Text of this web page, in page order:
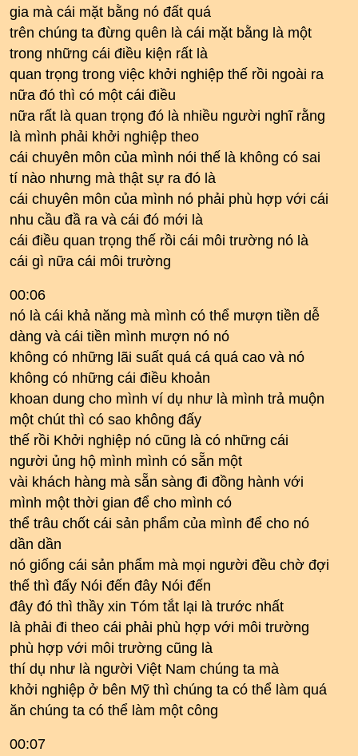
gia mà cái mặt bằng nó đất quá
trên chúng ta đừng quên là cái mặt bằng là một
trong những cái điều kiện rất là
quan trọng trong việc khởi nghiệp thế rồi ngoài ra
nữa đó thì có một cái điều
nữa rất là quan trọng đó là nhiều người nghĩ rằng
là mình phải khởi nghiệp theo
cái chuyên môn của mình nói thế là không có sai
tí nào nhưng mà thật sự ra đó là
cái chuyên môn của mình nó phải phù hợp với cái
nhu cầu đầ ra và cái đó mới là
cái điều quan trọng thế rồi cái môi trường nó là
cái gì nữa cái môi trường
00:06
nó là cái khả năng mà mình có thể mượn tiền dễ
dàng và cái tiền mình mượn nó nó
không có những lãi suất quá cá quá cao và nó
không có những cái điều khoản
khoan dung cho mình ví dụ như là mình trả muộn
một chút thì có sao không đấy
thế rồi Khởi nghiệp nó cũng là có những cái
người ủng hộ mình mình có sẵn một
vài khách hàng mà sẵn sàng đi đồng hành với
mình một thời gian để cho mình có
thể trâu chốt cái sản phẩm của mình để cho nó
dần dần
nó giống cái sản phẩm mà mọi người đều chờ đợi
thế thì đấy Nói đến đây Nói đến
đây đó thì thầy xin Tóm tắt lại là trước nhất
là phải đi theo cái phải phù hợp với môi trường
phù hợp với môi trường cũng là
thí dụ như là người Việt Nam chúng ta mà
khởi nghiệp ở bên Mỹ thì chúng ta có thể làm quá
ăn chúng ta có thể làm một công
00:07